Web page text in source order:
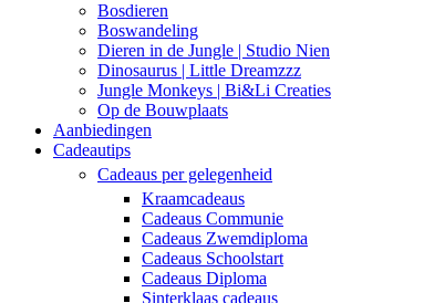
Bosdieren
Boswandeling
Dieren in de Jungle | Studio Nien
Dinosaurus | Little Dreamzzz
Jungle Monkeys | Bi&Li Creaties
Op de Bouwplaats
Aanbiedingen
Cadeautips
Cadeaus per gelegenheid
Kraamcadeaus
Cadeaus Communie
Cadeaus Zwemdiploma
Cadeaus Schoolstart
Cadeaus Diploma
Sinterklaas cadeaus